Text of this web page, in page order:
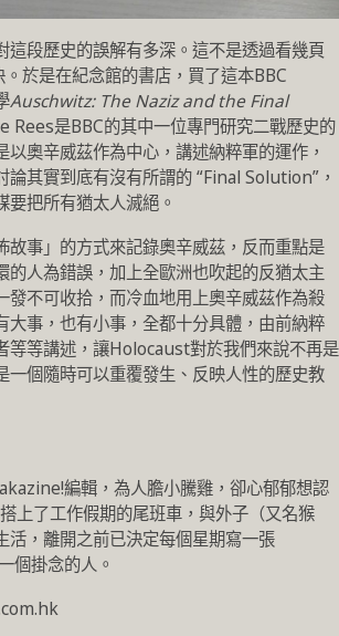
這段歷史的誤解有多深。這不是透過看幾頁
於是在紀念館的書店，買了這本BBC
Auschwitz: The Naziz and the Final
Rees是BBC的其中一位專門研究二戰歷史的
以奧辛威茲作為中心，講述納粹軍的運作，
論其實到底有沒有所謂的 “Final Solution”，
要把所有猶太人滅絕。
故事」的方式來記錄奧辛威茲，反而重點是
的人為錯誤，加上全歐洲也吹起的反猶太主
發不可收拾，而冷血地用上奧辛威茲作為殺
大事，也有小事，全都十分具體，由前納粹
等等講述，讓Holocaust對於我們來說不再是
一個隨時可以重覆發生、反映人性的歷史教
編輯，為人膽小騰雞，卻心郁郁想認
上了工作假期的尾班車，與外子（又名猴
活，離開之前已決定每個星期寫一張
個掛念的人。